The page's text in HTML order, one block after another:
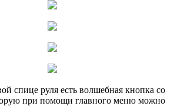
спице руля есть волшебная кнопка со
при помощи главного меню можно